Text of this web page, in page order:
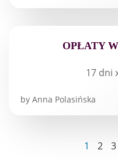
OPŁATY
17 dni
by Anna Polasińska
Page
1 Page
2 3